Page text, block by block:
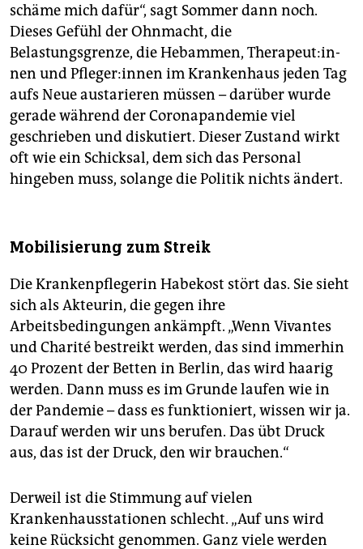
schäme mich dafür“, sagt Sommer dann noch.
Dieses Gefühl der Ohnmacht, die
Belastungsgrenze, die Hebammen, The­ra­peu­t:in­
nen und Pfle­ge­r:in­nen im Krankenhaus jeden Tag
aufs Neue austarieren müssen – darüber wurde
gerade während der Coronapandemie viel
geschrieben und diskutiert. Dieser Zustand wirkt
oft wie ein Schicksal, dem sich das Personal
hingeben muss, solange die Politik nichts ändert.
Mobilisierung zum Streik
Die Krankenpflegerin Habekost stört das. Sie sieht
sich als Akteurin, die gegen ihre
Arbeitsbedingungen ankämpft. „Wenn Vivantes
und Charité bestreikt werden, das sind immerhin
40 Prozent der Betten in Berlin, das wird haarig
werden. Dann muss es im Grunde laufen wie in
der Pandemie – dass es funktioniert, wissen wir ja.
Darauf werden wir uns berufen. Das übt Druck
aus, das ist der Druck, den wir brauchen.“
Derweil ist die Stimmung auf vielen
Krankenhausstationen schlecht. „Auf uns wird
keine Rücksicht genommen. Ganz viele werden